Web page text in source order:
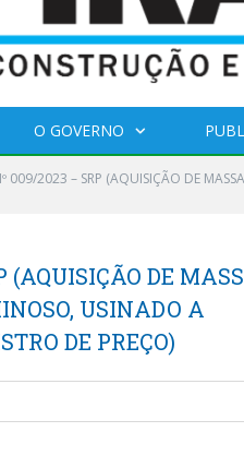
O GOVERNO
009/2023 – SRP (AQUISIÇÃO DE
(AQUISIÇÃO DE
USINADO A
DE PREÇO)